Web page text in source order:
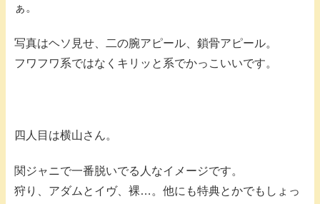
ぁ。
写真はヘソ見せ、二の腕アピール、鎖骨アピール。
フワフワ系ではなくキリッと系でかっこいいです。
四人目は横山さん。
関ジャニで一番脱いでる人なイメージです。
狩り、アダムとイヴ、裸…。他にも特典とかでもしょっ